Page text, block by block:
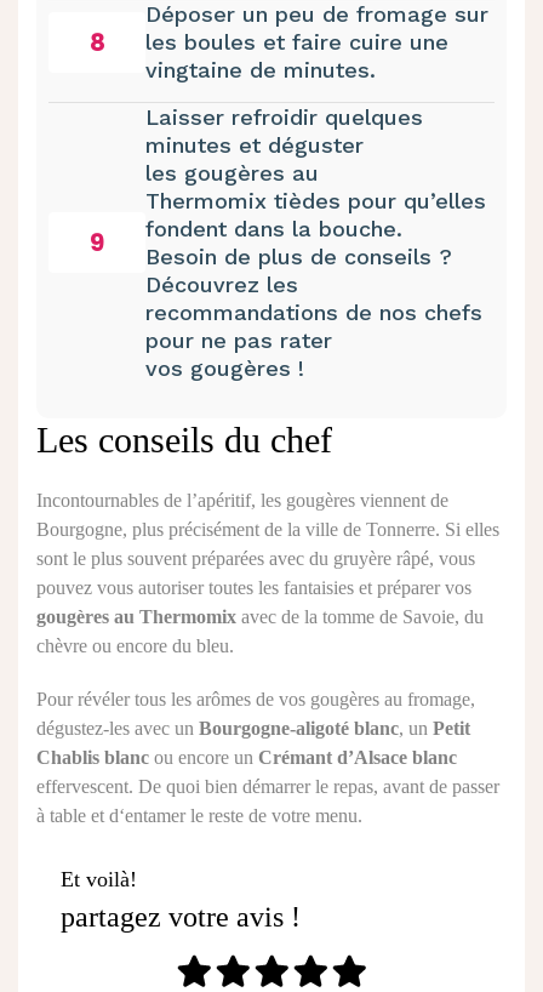
8
Déposer un peu de fromage sur
les boules et faire cuire une
vingtaine de minutes.
9
Laisser refroidir quelques
minutes et déguster
les gougères au
Thermomix tièdes pour qu’elles
fondent dans la bouche.
Besoin de plus de conseils ?
Découvrez les
recommandations de nos chefs
pour ne pas rater
vos gougères !
Les conseils du chef
Incontournables de l’apéritif, les gougères viennent de
Bourgogne, plus précisément de la ville de Tonnerre. Si elles
sont le plus souvent préparées avec du gruyère râpé, vous
pouvez vous autoriser toutes les fantaisies et préparer vos
gougères au Thermomix avec de la tomme de Savoie, du
chèvre ou encore du bleu.
Pour révéler tous les arômes de vos gougères au fromage,
dégustez-les avec un Bourgogne-aligoté blanc, un Petit
Chablis blanc ou encore un Crémant d’Alsace blanc
effervescent. De quoi bien démarrer le repas, avant de passer
à table et d‘entamer le reste de votre menu.
Et voilà!
partagez votre avis !